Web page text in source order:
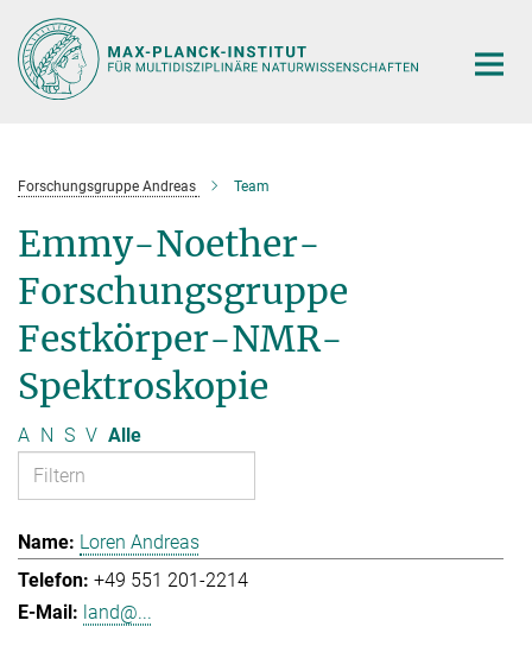
Hauptinhalt
Forschungsgruppe Andreas Team
Emmy-Noether-
Forschungsgruppe
Festkörper-NMR-
Spektroskopie
A N S V Alle
Loren Andreas
+49 551 201-2214
land@...